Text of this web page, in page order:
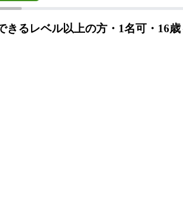
るレベル以上の方・1名可・16歳